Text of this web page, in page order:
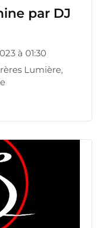
par DJ
à 01:30
Lumière,